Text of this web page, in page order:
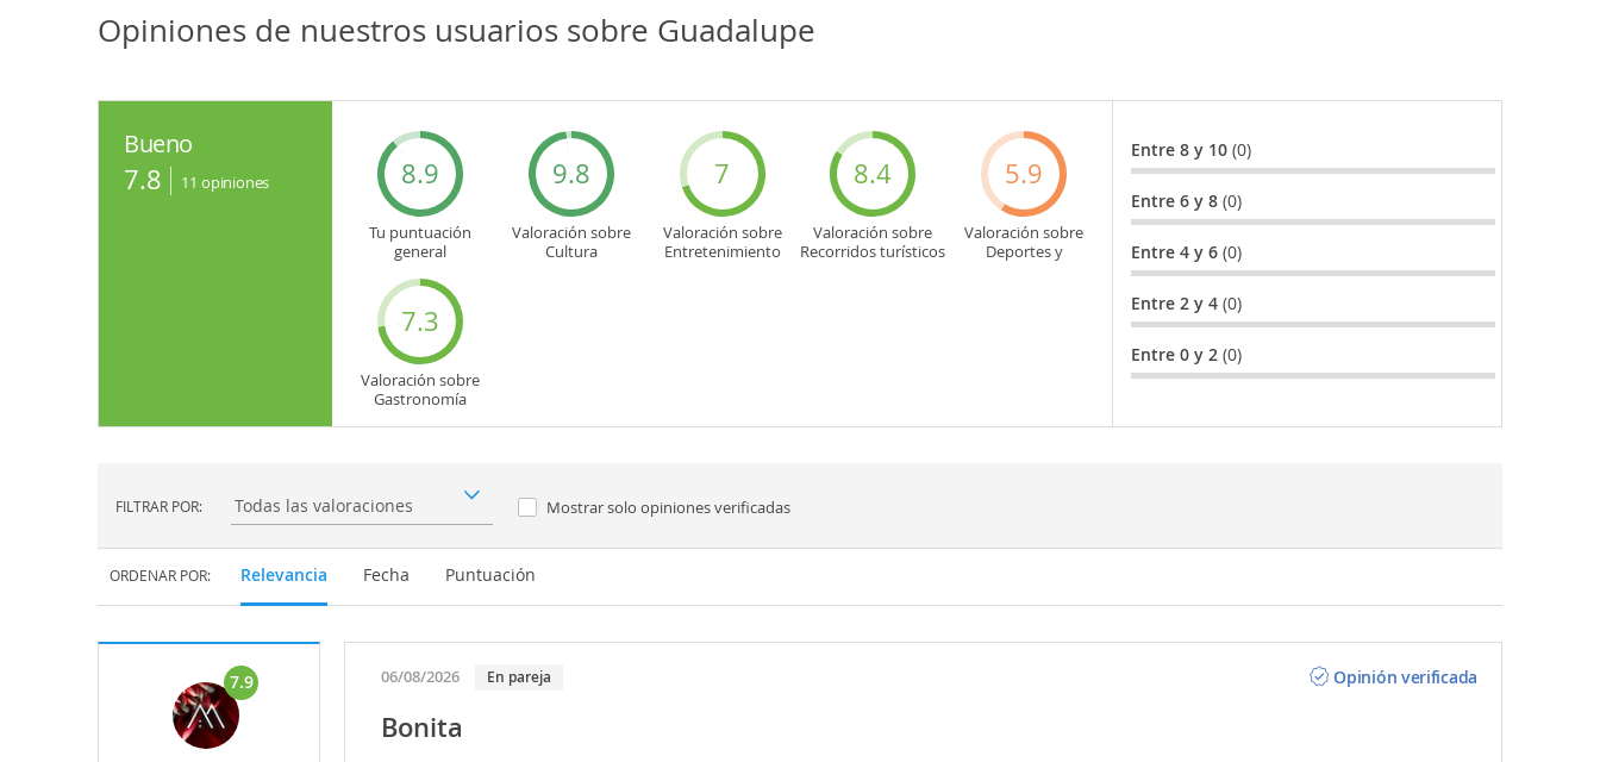
Opiniones de nuestros usuarios sobre Guadalupe
Bueno
7.8 11 opiniones 8.9
Tu puntuación
general
9.8
Valoración sobre
Cultura
7
Valoración sobre
Entretenimiento
8.4
Valoración sobre
Recorridos turísticos
5.9
Valoración sobre
Deportes y
7.3
Valoración sobre
Gastronomía
Entre 8 y 10 (0)
Entre 6 y 8 (0)
Entre 4 y 6 (0)
Entre 2 y 4 (0)
Entre 0 y 2 (0)
FILTRAR POR: Filtrar por: Mostrar solo opiniones verificadas
ORDENAR POR: Relevancia Fecha Puntuación
7.9 06/08/2026 En pareja Opinión verificada
Bonita